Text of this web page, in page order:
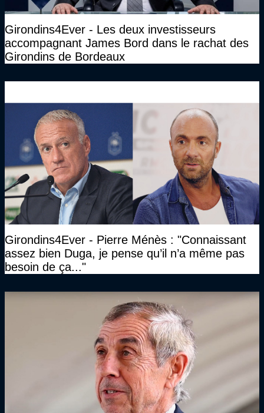
Girondins4Ever - Les deux investisseurs
accompagnant James Bord dans le rachat des
Girondins de Bordeaux
Girondins4Ever - Pierre Ménès : "Connaissant
assez bien Duga, je pense qu’il n’a même pas
besoin de ça..."